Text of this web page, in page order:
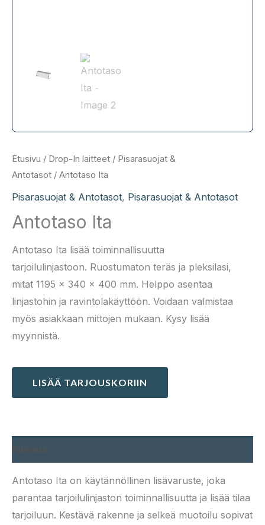
Etusivu / Drop-In laitteet / Pisarasuojat &
Antotasot / Antotaso Ita
Pisarasuojat & Antotasot, Pisarasuojat & Antotasot
Antotaso Ita
Antotaso Ita lisää toiminnallisuutta
tarjoilulinjastoon. Ruostumaton teräs ja pleksilasi,
mitat 1195 × 340 × 400 mm. Helppo asentaa
linjastohin ja ravintolakäyttöön. Voidaan valmistaa
myös asiakkaan mittojen mukaan. Kysy lisää
myynnistä.
LISÄÄ TARJOUSKORIIN
Antotaso Ita on käytännöllinen lisävaruste, joka
parantaa tarjoilulinjaston toiminnallisuutta ja lisää tilaa
tarjoiluun. Kestävä rakenne ja selkeä muotoilu sopivat